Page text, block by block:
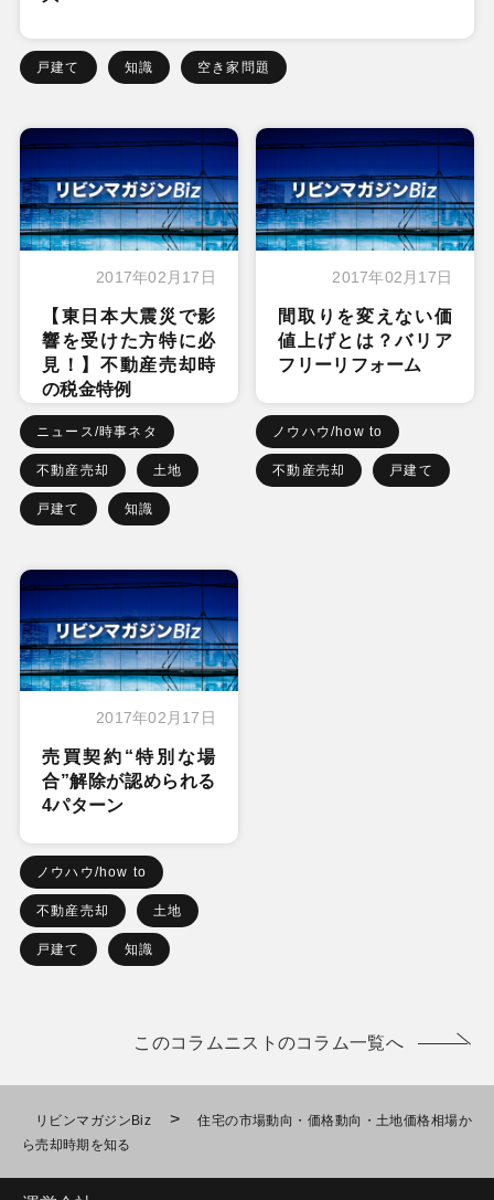
戸建て 知識 空き家問題
2017年02月17日
【東日本大震災で影
響を受けた方特に必
見！】不動産売却時
の税金特例
ニュース/時事ネタ
不動産売却 土地
戸建て 知識
2017年02月17日
間取りを変えない価
値上げとは？バリア
フリーリフォーム
ノウハウ/how to
不動産売却 戸建て
2017年02月17日
売買契約“特別な場
合”解除が認められる
4パターン
ノウハウ/how to
不動産売却 土地
戸建て 知識
このコラムニストのコラム一覧へ
リビンマガジンBiz >
住宅の市場動向・価格動向・土地価格相場か
ら売却時期を知る